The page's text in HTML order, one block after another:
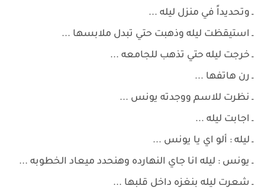
ـ وتحديداً في منزل ليله ...
ـ استيقظت ليله وذهبت حتي تبدل ملابسها ...
ـ خرجت ليله حتي تذهب للجامعه ...
ـ رن هاتفها ...
ـ نظرت للاسم ووجدته يونس ...
ـ اجابت ليله ...
ـ ليله : ألو اي يا يونس ...
ـ يونس : ليله انا جاي النهارده وهنحدد ميعاد الخطوبه ...
ـ شعرت ليله بنغزه داخل قلبها ...